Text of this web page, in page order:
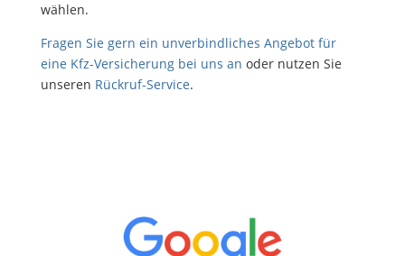
wählen.
Fragen Sie gern ein unverbindliches Angebot für
eine Kfz-Versicherung bei uns an oder nutzen Sie
unseren Rückruf-Service.